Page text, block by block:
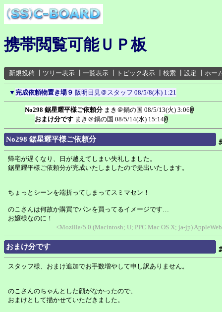
携帯閲覧可能ＵＰ板
新規投稿 ツリー表示 一覧表示 トピック表示 検索 設定 ホー
▼ 完成依頼物置き場９ 阪明日見＠スタッフ 08/5/8(木) 1:21
No298 鋸星耀平様ご依頼分 まき＠鍋の国 08/5/13(火) 3:06
おまけ分です まき＠鍋の国 08/5/14(水) 15:14
No298 鋸星耀平様ご依頼分
帰宅が遅くなり、日が越えてしまい失礼しました。
鋸星耀平様ご依頼分が完成いたしましたので提出いたします。
ちょっとシーンを端折ってしまってスミマセン！
のこさんは何故か購買でパンを買ってるイメージです…
お嬢様なのに！
<Mozilla/5.0 (Macintosh; U; PPC Mac OS X; ja-jp)
おまけ分です
スタッフ様、おまけ追加でお手数増やして申し訳ありません。
のこさんのちゃんとした顔がなかったので、
おまけとして描かせていただきました。